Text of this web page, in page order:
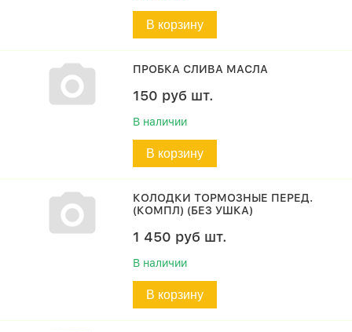
В корзину
ПРОБКА СЛИВА МАСЛА
150 руб шт.
В наличии
В корзину
КОЛОДКИ ТОРМОЗНЫЕ ПЕРЕД.
(КОМПЛ) (БЕЗ УШКА)
1 450 руб шт.
В наличии
В корзину